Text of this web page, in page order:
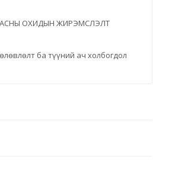
ОХИДЫН ЖИРЭМСЛЭЛТ
ба түүний ач холбогдол